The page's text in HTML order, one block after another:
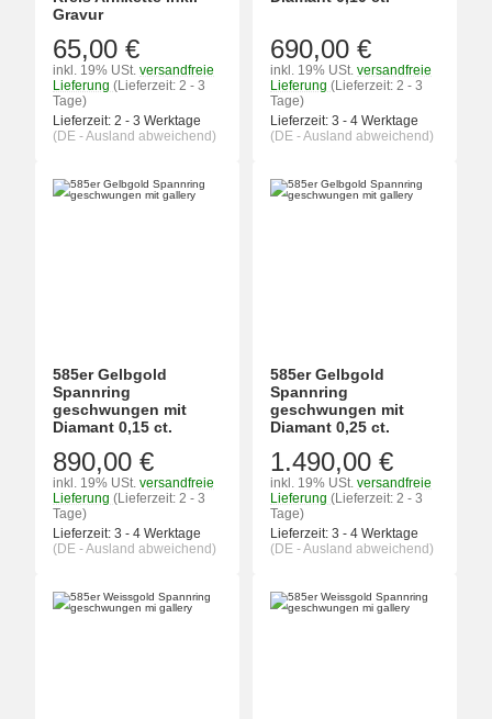
Gravur
65,00 €
inkl. 19% USt. versandfreie
Lieferung (Lieferzeit: 2 - 3
Tage)
Lieferzeit: 2 - 3 Werktage
(DE - Ausland abweichend)
690,00 €
inkl. 19% USt. versandfreie
Lieferung (Lieferzeit: 2 - 3
Tage)
Lieferzeit: 3 - 4 Werktage
(DE - Ausland abweichend)
585er Gelbgold
Spannring
geschwungen mit
Diamant 0,15 ct.
890,00 €
inkl. 19% USt. versandfreie
Lieferung (Lieferzeit: 2 - 3
Tage)
Lieferzeit: 3 - 4 Werktage
(DE - Ausland abweichend)
585er Gelbgold
Spannring
geschwungen mit
Diamant 0,25 ct.
1.490,00 €
inkl. 19% USt. versandfreie
Lieferung (Lieferzeit: 2 - 3
Tage)
Lieferzeit: 3 - 4 Werktage
(DE - Ausland abweichend)